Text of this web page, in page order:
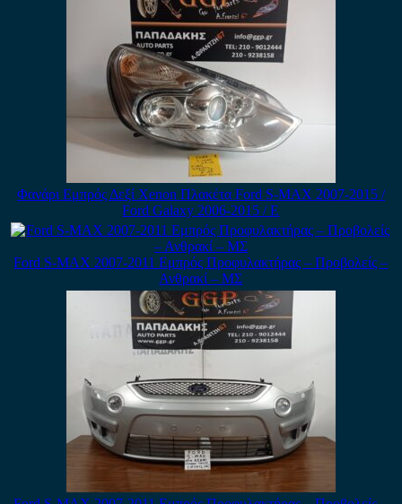
Φανάρι Εμπρός Δεξί Xenon Πλακέτα Ford S-MAX 2007-2015 /
Ford Galaxy 2006-2015 / Ε
Ford S-MAX 2007-2011 Εμπρός Προφυλακτήρας – Προβολείς –
Ανθρακί – ΜΣ